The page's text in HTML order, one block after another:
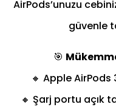
AirPods’unuzu
güvenle
🎯
🔸 Apple AirPods
🔸 Şarj portu açık